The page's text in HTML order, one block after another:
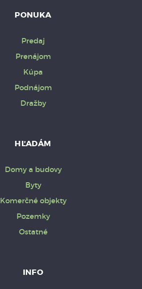
PONUKA
Predaj
Prenájom
Kúpa
Podnájom
Dražby
HĽADÁM
Domy a budovy
Byty
Komerčné objekty
Pozemky
Ostatné
INFO